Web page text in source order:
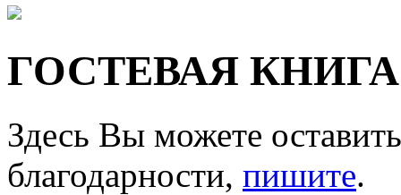
ГОСТЕВАЯ КНИГА
Здесь Вы можете
благодарности, пишите.